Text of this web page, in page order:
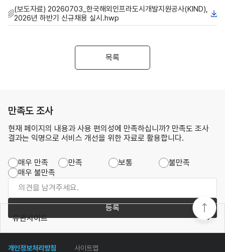
(보도자료) 20260703_한국해외인프라도시개발지원공사(KIND),
2026년 하반기 신규채용 실시.hwp
목록
만족도 조사
현재 페이지의 내용과 사용 편의성에 만족하십니까? 만족도 조사
결과는 익명으로 서비스 개선을 위한 자료로 활용합니다.
매우 만족 만족 보통
불만족
매우 불만족
등록
개인정보처리방침 사이트맵
유관사이트